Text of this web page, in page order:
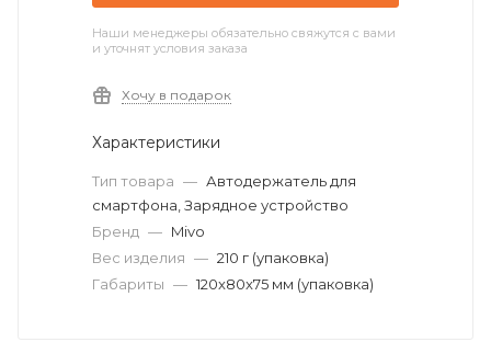
Наши менеджеры обязательно свяжутся с вами
и уточнят условия заказа
Хочу в подарок
Характеристики
Тип товара — Автодержатель для
смартфона, Зарядное устройство
Бренд — Mivo
Вес изделия — 210 г (упаковка)
Габариты — 120x80x75 мм (упаковка)